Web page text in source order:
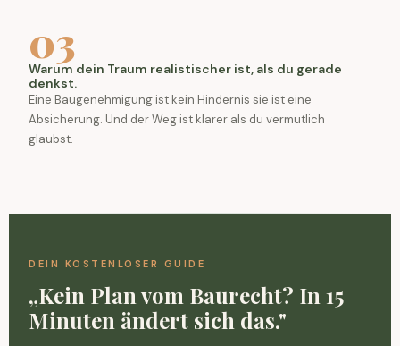
03
Warum dein Traum realistischer ist, als du gerade
denkst.
Eine Baugenehmigung ist kein Hindernis sie ist eine
Absicherung. Und der Weg ist klarer als du vermutlich
glaubst.
DEIN KOSTENLOSER GUIDE
„Kein Plan vom Baurecht? In 15
Minuten ändert sich das."